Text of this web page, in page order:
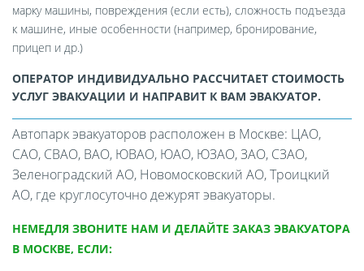
марку машины, повреждения (если есть), сложность подъезда
к машине, иные особенности (например, бронирование,
прицеп и др.)
ОПЕРАТОР ИНДИВИДУАЛЬНО РАССЧИТАЕТ СТОИМОСТЬ
УСЛУГ ЭВАКУАЦИИ И НАПРАВИТ К ВАМ ЭВАКУАТОР.
Автопарк эвакуаторов расположен в Москве: ЦАО,
САО, СВАО, ВАО, ЮВАО, ЮАО, ЮЗАО, ЗАО, СЗАО,
Зеленоградский АО, Новомосковский АО, Троицкий
АО, где круглосуточно дежурят эвакуаторы.
НЕМЕДЛЯ ЗВОНИТЕ НАМ И ДЕЛАЙТЕ ЗАКАЗ ЭВАКУАТОРА
В МОСКВЕ, ЕСЛИ: